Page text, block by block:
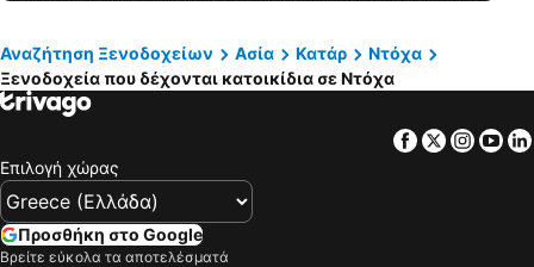
Αναζήτηση Ξενοδοχείων Ασία Κατάρ
Ντόχα
Ξενοδοχεία που δέχονται κατοικίδια σε Ντόχα
Facebook
Twitter
Επιλογή χώρας
Προσθήκη στο Google
Βρείτε εύκολα τα αποτελέσματά